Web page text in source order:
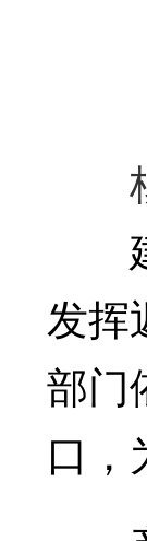
核
建
发挥
部门
口，